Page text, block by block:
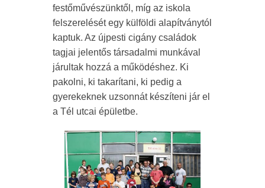
festőművészünktől, míg az iskola
felszerelését egy külföldi alapítványtól
kaptuk. Az újpesti cigány családok
tagjai jelentős társadalmi munkával
járultak hozzá a működéshez. Ki
pakolni, ki takarítani, ki pedig a
gyerekeknek uzsonnát készíteni jár el
a Tél utcai épületbe.